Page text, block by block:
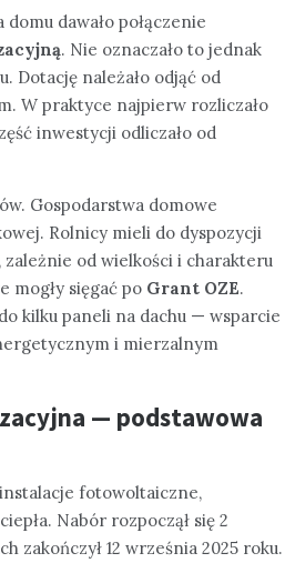
dawało połączenie
. Nie oznaczało to jednak
Dotację należało odjąć od
W praktyce najpierw rozliczało
inwestycji odliczało od
Gospodarstwa domowe
Rolnicy mieli do dyspozycji
, zależnie od wielkości i charakteru
mogły sięgać po Grant OZE.
kilku paneli na dachu — wsparcie
i mierzalnym
— podstawowa
fotowoltaiczne,
Nabór rozpoczął się 2
zakończył 12 września 2025 roku.